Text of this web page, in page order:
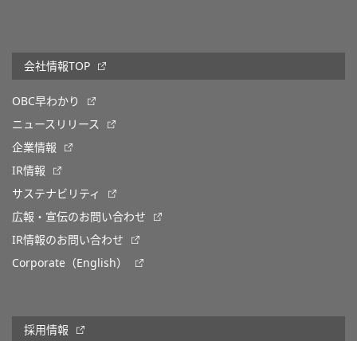
会社情報TOP
OBC早わかり
ニュースリリース
企業情報
IR情報
サステナビリティ
広報・宣伝のお問い合わせ
IR情報のお問い合わせ
Corporate（English）
採用情報